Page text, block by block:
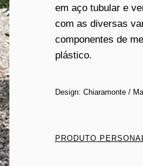
em aço tubular e
com as diversas
componentes de
plástico.
Design: Chiaramonte /
PRODUTO